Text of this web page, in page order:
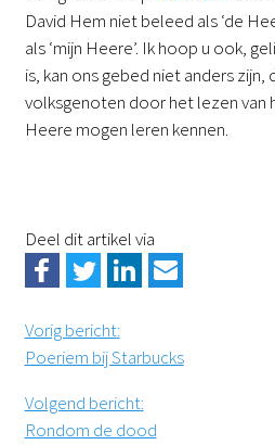
David Hem niet beleed als ‘de
als ‘mijn Heere’. Ik hoop u ook,
is, kan ons gebed niet anders zijn,
volksgenoten door het lezen van
Heere mogen leren kennen.
Deel dit artikel via
Vorig bericht:
Poeriem bij Starbucks
Volgend bericht:
Rondom de dood